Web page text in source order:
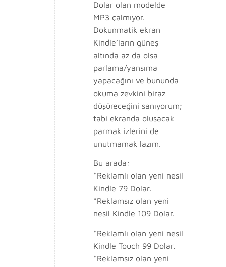
Dolar olan modelde
MP3 çalmıyor.
Dokunmatik ekran
Kindle’ların güneş
altında az da olsa
parlama/yansıma
yapacağını ve bununda
okuma zevkini biraz
düşüreceğini sanıyorum;
tabi ekranda oluşacak
parmak izlerini de
unutmamak lazım.
Bu arada:
*Reklamlı olan yeni nesil
Kindle 79 Dolar.
*Reklamsız olan yeni
nesil Kindle 109 Dolar.
*Reklamlı olan yeni nesil
Kindle Touch 99 Dolar.
*Reklamsız olan yeni